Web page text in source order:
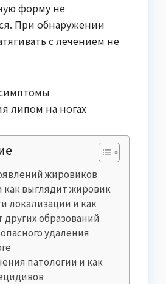
форму не
При обнаружении
с лечением не
жировиков
выглядит жировик
локализации и как
других образований
удаления
патологии и как